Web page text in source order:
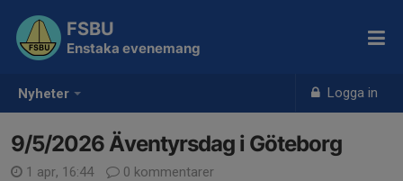
Nyheter Logga in
FSBU
Enstaka evenemang
9/5/2026 Äventyrsdag i Göteborg
1 apr, 16:44 0 kommentarer